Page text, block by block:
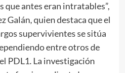
que antes eran intratables”,
Galán, quien destaca que el
supervivientes se sitúa
entre otros de
PDL1. La investigación